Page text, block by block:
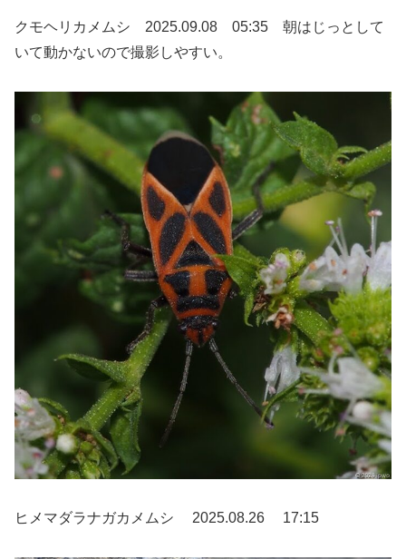
クモヘリカメムシ 2025.09.08 05:35 朝はじっとして
いて動かないので撮影しやすい。
ヒメマダラナガカメムシ 2025.08.26 17:15